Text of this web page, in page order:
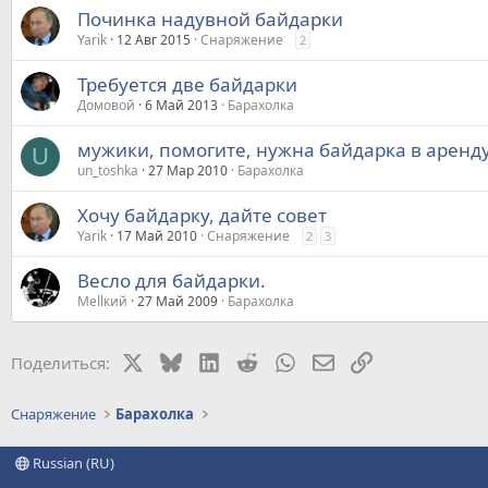
Починка надувной байдарки
Yarik 12 Авг 2015 Снаряжение 2
Требуется две байдарки
Домовой 6 Май 2013 Барахолка
U мужики, помогите, нужна байдарка в
un_toshka 27 Мар 2010 Барахолка
Хочу байдарку, дайте совет
Yarik 17 Май 2010 Снаряжение 2 3
Весло для байдарки.
Меllкий 27 Май 2009 Барахолка
Поделиться: BlueskyLinkedIn
Reddit WhatsApp
Электронная почта
Ссылка
Снаряжение Барахолка
Russian (RU)